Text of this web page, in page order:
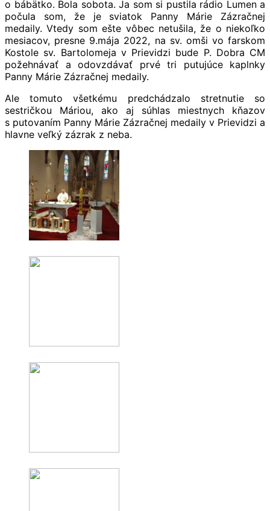
o bábätko. Bola sobota. Ja som si pustila rádio Lumen a
počula som, že je sviatok Panny Márie Zázračnej
medaily. Vtedy som ešte vôbec netušila, že o niekoľko
mesiacov, presne 9.mája 2022, na sv. omši vo farskom
Kostole sv. Bartolomeja v Prievidzi bude P. Dobra CM
požehnávať a odovzdávať prvé tri putujúce kaplnky
Panny Márie Zázračnej medaily.
Ale tomuto všetkému predchádzalo stretnutie so
sestričkou Máriou, ako aj súhlas miestnych kňazov
s putovaním Panny Márie Zázračnej medaily v Prievidzi a
hlavne veľký zázrak z neba.